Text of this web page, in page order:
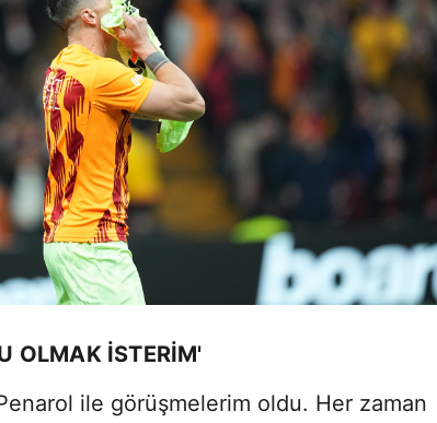
OLMAK İSTERİM'
ile görüşmelerim oldu. Her zaman